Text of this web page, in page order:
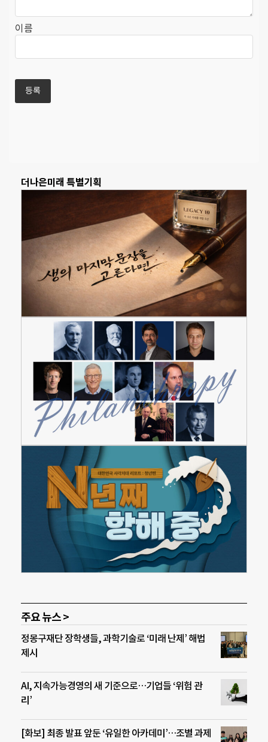
이름
더나은미래 특별기획
주요 뉴스 >
정몽구재단 장학생들, 과학기술로 ‘미래 난제’ 해법
제시
AI, 지속가능경영의 새 기준으로…기업들 ‘위험 관
리’
[화보] 최종 발표 앞둔 ‘유일한 아카데미’…조별 과제